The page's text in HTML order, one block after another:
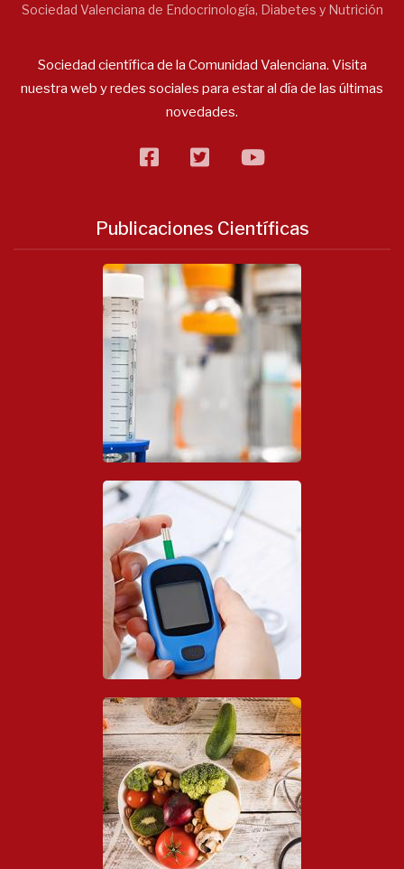
Sociedad Valenciana de Endocrinología, Diabetes y Nutrición
Sociedad científica de la Comunidad Valenciana. Visita
nuestra web y redes sociales para estar al día de las últimas
novedades.
facebooktwitterflickr
Publicaciones Científicas